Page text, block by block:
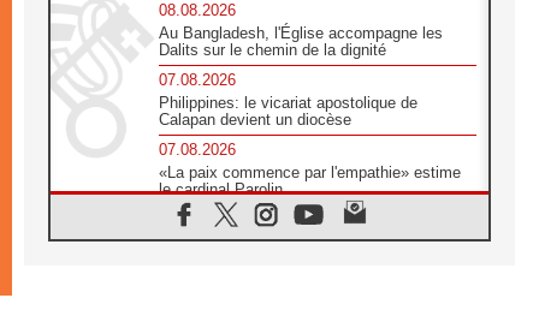
08.08.2026
Au Bangladesh, l'Église accompagne les
Dalits sur le chemin de la dignité
07.08.2026
Philippines: le vicariat apostolique de
Calapan devient un diocèse
07.08.2026
«La paix commence par l'empathie» estime
le cardinal Parolin
07.08.2026
En Colombie, «la paix ne s'achète pas avec